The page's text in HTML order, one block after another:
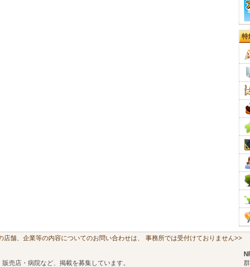
特
店舗、企業等の内容についてのお問い合わせは、 事務所では受付けておりません>>
売店・病院など、掲載を募集しています。